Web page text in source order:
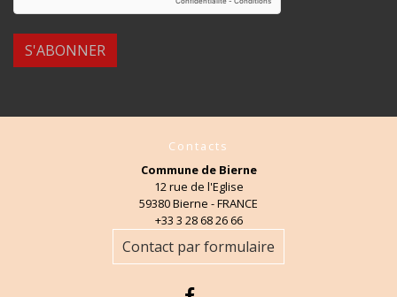
S'ABONNER
Contacts
Commune de Bierne
12 rue de l'Eglise
59380 Bierne - FRANCE
+33 3 28 68 26 66
Contact par formulaire